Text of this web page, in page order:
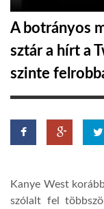
HÍR3D
A botrányos
sztár a hírt a
szinte
Kanye West
szólalt fel